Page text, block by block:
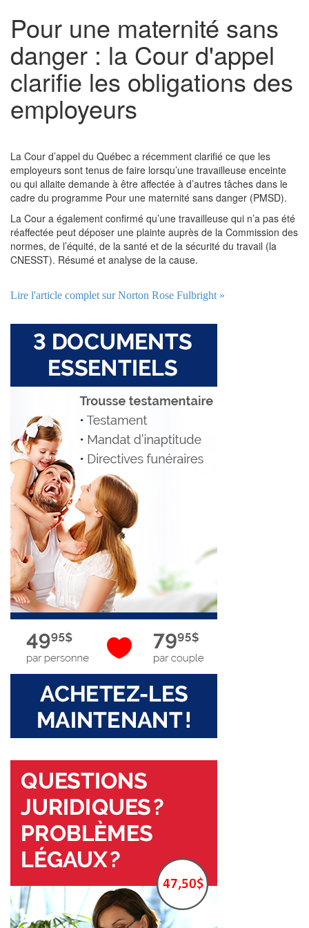
Pour une maternité sans
danger : la Cour d'appel
clarifie les obligations des
employeurs
La Cour d’appel du Québec a récemment clarifié ce que les
employeurs sont tenus de faire lorsqu’une travailleuse enceinte
ou qui allaite demande à être affectée à d’autres tâches dans le
cadre du programme Pour une maternité sans danger (PMSD).
La Cour a également confirmé qu’une travailleuse qui n’a pas été
réaffectée peut déposer une plainte auprès de la Commission des
normes, de l’équité, de la santé et de la sécurité du travail (la
CNESST). Résumé et analyse de la cause.
Lire l'article complet sur Norton Rose Fulbright »